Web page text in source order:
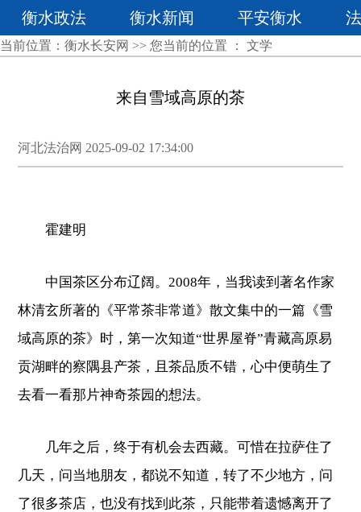
衡水政法 衡水新闻 平安衡水
当前位置： 衡水长安网 >> 您当前的位置 ： 文学
来自雪域高原的茶
河北法治网 2025-09-02 17:34:00
霍建明
中国茶区分布辽阔。2008年，当我读到著名作家
林清玄所著的《平常茶非常道》散文集中的一篇《雪
域高原的茶》时，第一次知道“世界屋脊”青藏高原易
贡湖畔的察隅县产茶，且茶品质不错，心中便萌生了
去看一看那片神奇茶园的想法。
几年之后，终于有机会去西藏。可惜在拉萨住了
几天，问当地朋友，都说不知道，转了不少地方，问
了很多茶店，也没有找到此茶，只能带着遗憾离开了